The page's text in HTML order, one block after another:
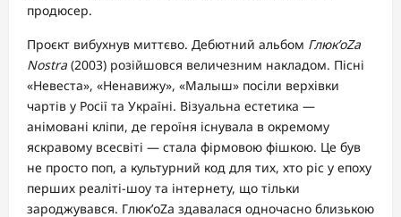
продюсер.
Проєкт вибухнув миттєво. Дебютний альбом Глюк’oZa
Nostra (2003) розійшовся величезним накладом. Пісні
«Невеста», «Ненавижу», «Малыш» посіли верхівки
чартів у Росії та Україні. Візуальна естетика —
анімовані кліпи, де героїня існувала в окремому
яскравому всесвіті — стала фірмовою фішкою. Це був
не просто поп, а культурний код для тих, хто ріс у епоху
перших реаліті-шоу та інтернету, що тільки
зароджувався. Глюк’oZa здавалася одночасно близькою